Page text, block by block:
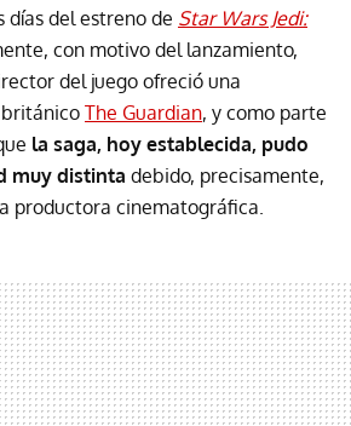
días del estreno de Star Wars Jedi:
con motivo del lanzamiento,
del juego ofreció una
The Guardian, y como parte
la saga, hoy establecida, pudo
muy distinta debido, precisamente,
productora cinematográfica.